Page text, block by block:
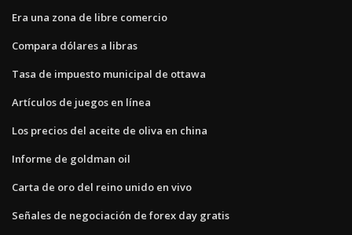
Era una zona de libre comercio
Compara dólares a libras
Tasa de impuesto municipal de ottawa
Artículos de juegos en línea
Los precios del aceite de oliva en china
Informe de goldman oil
Carta de oro del reino unido en vivo
Señales de negociación de forex day gratis